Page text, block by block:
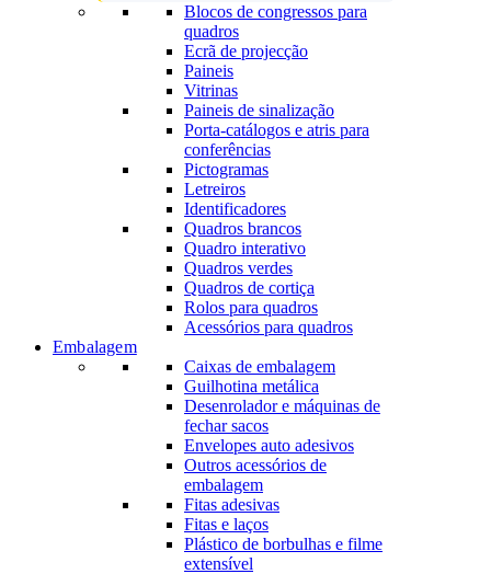
Blocos de congressos para
quadros
Ecrã de projecção
Paineis
Vitrinas
Paineis de sinalização
Porta-catálogos e atris para
conferências
Pictogramas
Letreiros
Identificadores
Quadros brancos
Quadro interativo
Quadros verdes
Quadros de cortiça
Rolos para quadros
Acessórios para quadros
Embalagem
Caixas de embalagem
Guilhotina metálica
Desenrolador e máquinas de
fechar sacos
Envelopes auto adesivos
Outros acessórios de
embalagem
Fitas adesivas
Fitas e laços
Plástico de borbulhas e filme
extensível